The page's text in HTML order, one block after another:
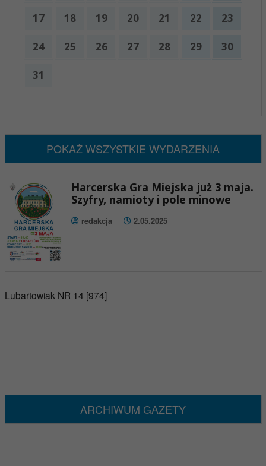
17 18 19 20 21 22 23
24 25 26 27 28 29 30
31
POKAŻ WSZYSTKIE WYDARZENIA
Harcerska Gra Miejska już 3 maja.
Szyfry, namioty i pole minowe
redakcja 2.05.2025
Lubartowiak NR 14 [974]
ARCHIWUM GAZETY